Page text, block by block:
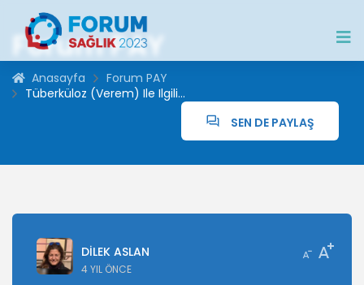
Forum PAY
Anasayfa
Forum PAY
Tüberküloz (verem) Ile Ilgili...
SEN DE PAYLAŞ
DILEK ASLAN
4 YIL ÖNCE